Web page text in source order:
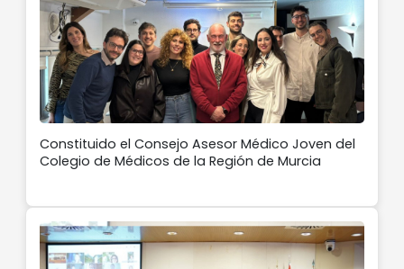
Constituido el Consejo Asesor Médico Joven del
Colegio de Médicos de la Región de Murcia